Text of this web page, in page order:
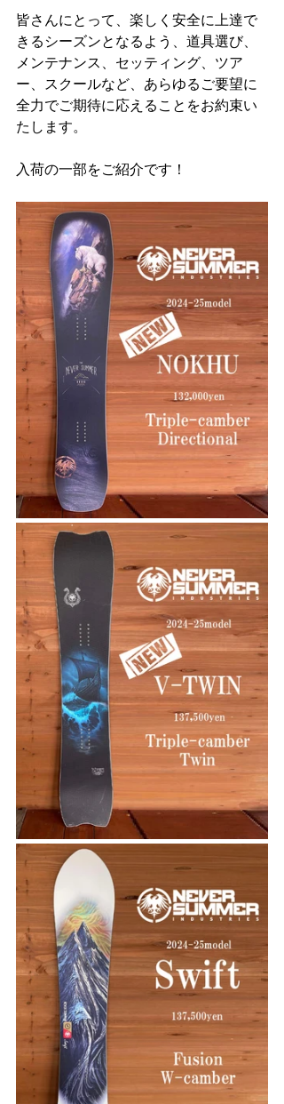
皆さんにとって、楽しく安全に上達で
きるシーズンとなるよう、道具選び、
メンテナンス、セッティング、ツア
ー、スクールなど、あらゆるご要望に
全力でご期待に応えることをお約束い
たします。
入荷の一部をご紹介です！